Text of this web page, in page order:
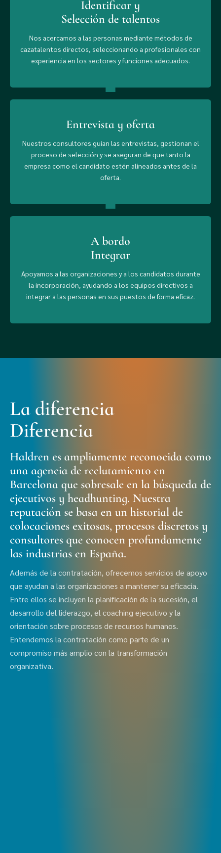
Identificar y
Selección de talentos
Nos acercamos a las personas mediante métodos de
cazatalentos directos, seleccionando a profesionales con
experiencia en los sectores y funciones adecuados.
Entrevista y oferta
Nuestros consultores guían las entrevistas, gestionan el
proceso de selección y se aseguran de que tanto la
empresa como el candidato estén alineados antes de la
oferta.
A bordo
Integrar
Apoyamos a las organizaciones y a los candidatos durante
la incorporación, ayudando a los equipos directivos a
integrar a las personas en sus puestos de forma eficaz.
La diferencia
Diferencia
Haldren es ampliamente reconocida como
una agencia de reclutamiento en
Barcelona que sobresale en la búsqueda de
ejecutivos y headhunting. Nuestra
reputación se basa en un historial de
colocaciones exitosas, procesos discretos y
consultores que conocen profundamente
las industrias en España.
Además de la contratación, ofrecemos servicios de apoyo
que ayudan a las organizaciones a mantener su eficacia.
Entre ellos se incluyen la planificación de la sucesión, el
desarrollo del liderazgo, el coaching ejecutivo y la
orientación sobre procesos de recursos humanos.
Entendemos la contratación como parte de un
compromiso más amplio con la transformación
organizativa.